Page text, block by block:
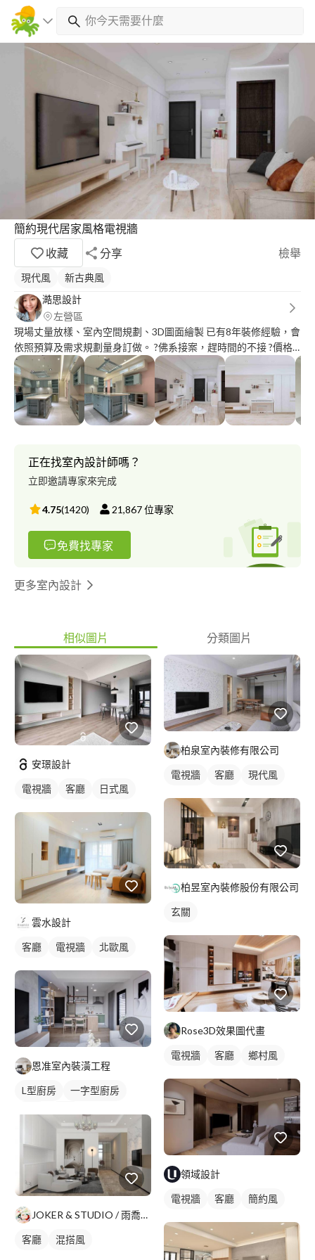
簡約現代居家風格電視牆
收藏
分享 檢舉
現代風
新古典風
澔思設計
左營區
現場丈量放樣、室內空間規劃、3D圖面繪製 已有8年裝修經驗，會
依照預算及需求規劃量身訂做。 ?佛系接案，趕時間的不接 ?價格
好談，請有禮貌互相尊重
正在找室內設計師嗎？
立即邀請專家來完成
4.75(1420) 21,867位專家
免費找專家
更多室內設計
相似圖片 分類圖片
安璟設計
電視牆 客廳 日式風
雲水設計
客廳 電視牆 北歐風
恩准室內裝潢工程
L型廚房
一字型廚房
JOKER & STUDIO / 雨喬室內裝修有限公司
客廳 混搭風
柏泉室內裝修有限公司
電視牆 客廳 現代風
柏昱室內裝修股份有限公司
玄關
Rose3D效果圖代畫
電視牆 客廳 鄉村風
領域設計
電視牆 客廳 簡約風